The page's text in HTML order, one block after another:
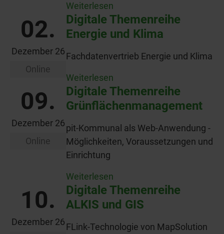
Weiterlesen
02.
Dezember 26
Online
Digitale Themenreihe
Energie und Klima
Fachdatenvertrieb Energie und Klima
Weiterlesen
09.
Dezember 26
Online
Digitale Themenreihe
Grünflächenmanagement
pit-Kommunal als Web-Anwendung -
Möglichkeiten, Voraussetzungen und
Einrichtung
Weiterlesen
10.
Dezember 26
Digitale Themenreihe
ALKIS und GIS
FLink-Technologie von MapSolution